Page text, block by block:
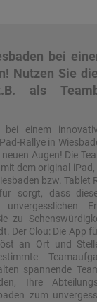
bei
Nutzen Sie
als
bei einem
Rallye in
Augen! Die
dem original iPad,
bzw. Tablet
sorgt, dass
zu
Der Clou: Die App
an Ort und
spannende
Ihre
zum